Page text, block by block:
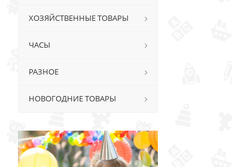
ХОЗЯЙСТВЕННЫЕ ТОВАРЫ
ЧАСЫ
РАЗНОЕ
НОВОГОДНИЕ ТОВАРЫ